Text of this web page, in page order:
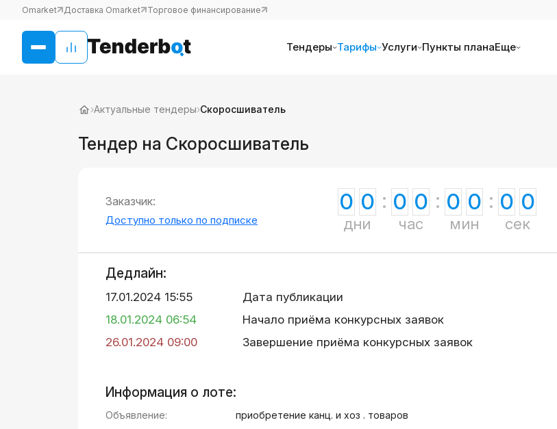
Omarket Доставка Omarket Торговое финансирование
Тендеры Тарифы Услуги Пункты планаЕще
›Актуальные тендеры›Скоросшиватель
Тендер на Скоросшиватель
Заказчик:
Доступно только по подписке
0 0
дни
0 0
час
0 0
мин
0 0
сек
Дедлайн:
17.01.2024 15:55
Дата публикации
18.01.2024 06:54
Начало приёма конкурсных заявок
26.01.2024 09:00
Завершение приёма конкурсных заявок
Информация о лоте:
Объявление:
приобретение канц. и хоз . товаров